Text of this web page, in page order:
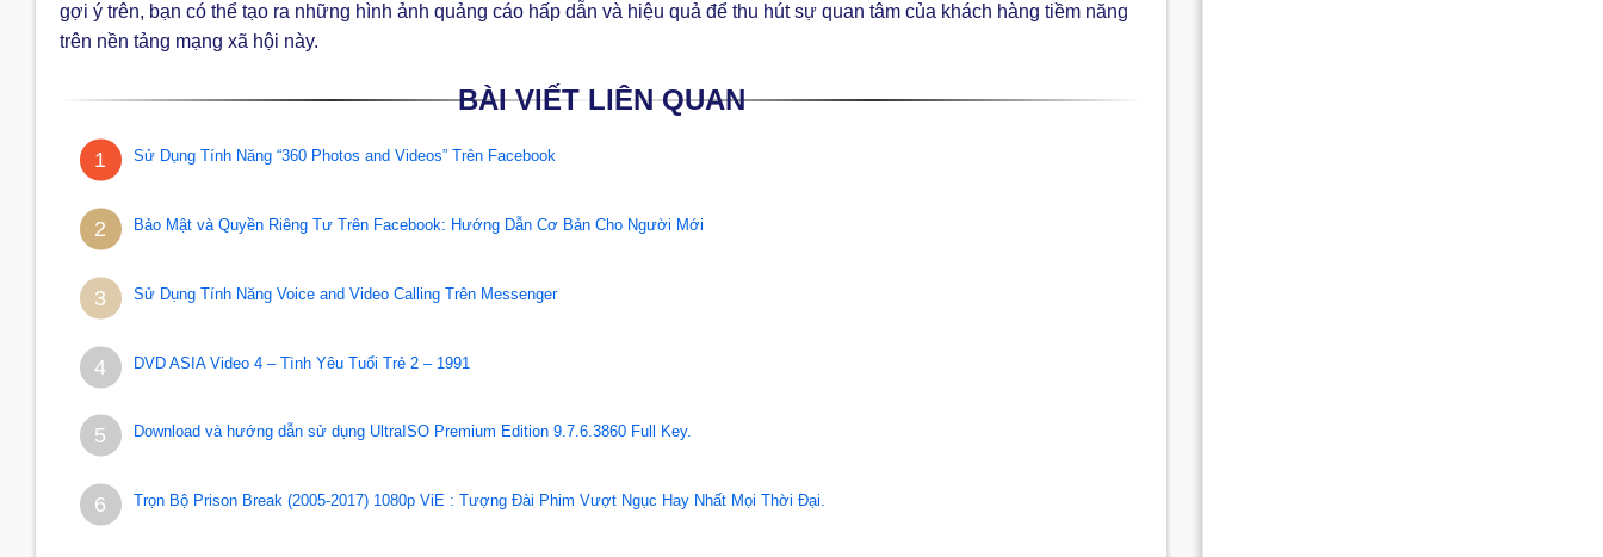
gợi ý trên, bạn có thể tạo ra những hình ảnh quảng cáo hấp dẫn và hiệu quả để thu hút sự quan tâm của khách hàng tiềm năng
trên nền tảng mạng xã hội này.
BÀI VIẾT LIÊN QUAN
1 Sử Dụng Tính Năng “360 Photos and Videos” Trên Facebook
2 Bảo Mật và Quyền Riêng Tư Trên Facebook: Hướng Dẫn Cơ Bản Cho Người Mới
3 Sử Dụng Tính Năng Voice and Video Calling Trên Messenger
4 DVD ASIA Video 4 – Tình Yêu Tuổi Trẻ 2 – 1991
5 Download và hướng dẫn sử dụng UltraISO Premium Edition 9.7.6.3860 Full Key.
6 Trọn Bộ Prison Break (2005-2017) 1080p ViE : Tượng Đài Phim Vượt Ngục Hay Nhất Mọi Thời Đại.